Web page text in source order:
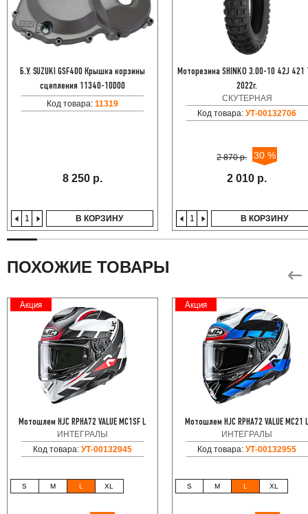
Б.У. SUZUKI GSF400 Крышка корзины
сцепления 11340-10D00
Код товара: 11319
8 250 р.
В КОРЗИНУ
Моторезина SHINKO 3.00-10 42J 421
2022г.
СКУТЕРНАЯ
Код товара:УТ-00132706
2 870 р. 30 %
2 010 р.
В КОРЗИНУ
ПОХОЖИЕ ТОВАРЫ
Акция
Мотошлем HJC RPHA72 VALUE MC1SF L
ИНТЕГРАЛЫ
Код товара: УТ-00132945
S M L XL
Акция
Мотошлем HJC RPHA72 VALUE MC21
ИНТЕГРАЛЫ
Код товара:УТ-00132955
S M L XL